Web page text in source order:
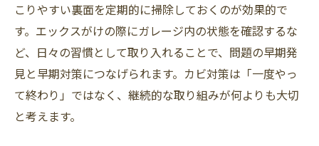
こりやすい裏面を定期的に掃除しておくのが効果的で
す。エックスがけの際にガレージ内の状態を確認するな
ど、日々の習慣として取り入れることで、問題の早期発
見と早期対策につなげられます。カビ対策は「一度やっ
て終わり」ではなく、継続的な取り組みが何よりも大切
と考えます。